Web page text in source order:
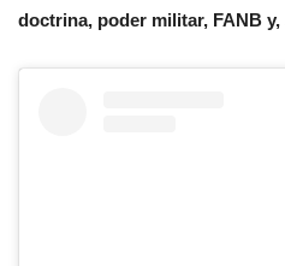
doctrina, poder militar, FANB